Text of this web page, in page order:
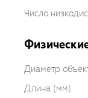
Число
Диаметр
Длина (мм)